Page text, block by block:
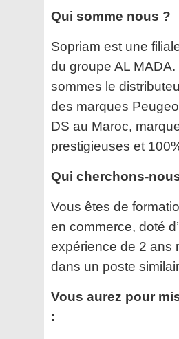
Qui somme nous ?
Sopriam est une
du groupe AL MADA.
sommes le
des marques
DS au Maroc,
prestigieuses et
Qui cherchons-
Vous êtes de
en commerce, doté
expérience de 2 ans
dans un poste
Vous aurez pour
: